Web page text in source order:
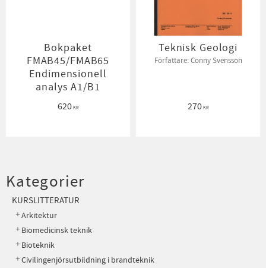
Bokpaket
FMAB45/FMAB65
Endimensionell
analys A1/B1
620KR
Teknisk Geologi
Författare: Conny Svensson
270KR
Kategorier
KURSLITTERATUR
Arkitektur
Biomedicinsk teknik
Bioteknik
Civilingenjörsutbildning i brandteknik